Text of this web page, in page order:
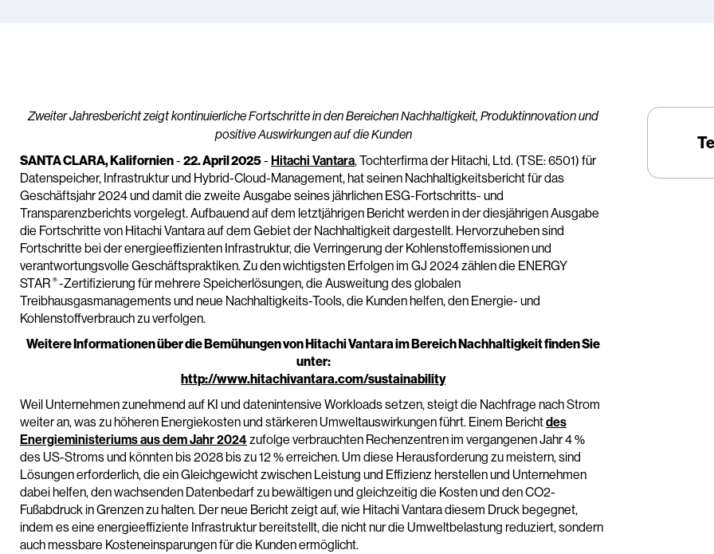
Zweiter Jahresbericht zeigt kontinuierliche Fortschritte in den Bereichen Nachhaltigkeit, Produktinnovation und
positive Auswirkungen auf die Kunden
SANTA CLARA, Kalifornien- 22. April 2025- Hitachi Vantara, Tochterfirma der Hitachi, Ltd. (TSE: 6501) für
Datenspeicher, Infrastruktur und Hybrid-Cloud-Management, hat seinen Nachhaltigkeitsbericht für das
Geschäftsjahr 2024 und damit die zweite Ausgabe seines jährlichen ESG-Fortschritts- und
Transparenzberichts vorgelegt. Aufbauend auf dem letztjährigen Bericht werden in der diesjährigen Ausgabe
die Fortschritte von Hitachi Vantara auf dem Gebiet der Nachhaltigkeit dargestellt. Hervorzuheben sind
Fortschritte bei der energieeffizienten Infrastruktur, die Verringerung der Kohlenstoffemissionen und
verantwortungsvolle Geschäftspraktiken. Zu den wichtigsten Erfolgen im GJ 2024 zählen die ENERGY
STAR ®-Zertifizierung für mehrere Speicherlösungen, die Ausweitung des globalen
Treibhausgasmanagements und neue Nachhaltigkeits-Tools, die Kunden helfen, den Energie- und
Kohlenstoffverbrauch zu verfolgen.
Weitere Informationen über die Bemühungen von Hitachi Vantara im Bereich Nachhaltigkeit finden Sie
unter:
http://www.hitachivantara.com/sustainability
Weil Unternehmen zunehmend auf KI und datenintensive Workloads setzen, steigt die Nachfrage nach Strom
weiter an, was zu höheren Energiekosten und stärkeren Umweltauswirkungen führt. Einem Berichtdes
Energieministeriums aus dem Jahr 2024zufolge verbrauchten Rechenzentren im vergangenen Jahr 4 %
des US-Stroms und könnten bis 2028 bis zu 12 % erreichen. Um diese Herausforderung zu meistern, sind
Lösungen erforderlich, die ein Gleichgewicht zwischen Leistung und Effizienz herstellen und Unternehmen
dabei helfen, den wachsenden Datenbedarf zu bewältigen und gleichzeitig die Kosten und den CO2-
Fußabdruck in Grenzen zu halten. Der neue Bericht zeigt auf, wie Hitachi Vantara diesem Druck begegnet,
indem es eine energieeffiziente Infrastruktur bereitstellt, die nicht nur die Umweltbelastung reduziert, sondern
auch messbare Kosteneinsparungen für die Kunden ermöglicht.